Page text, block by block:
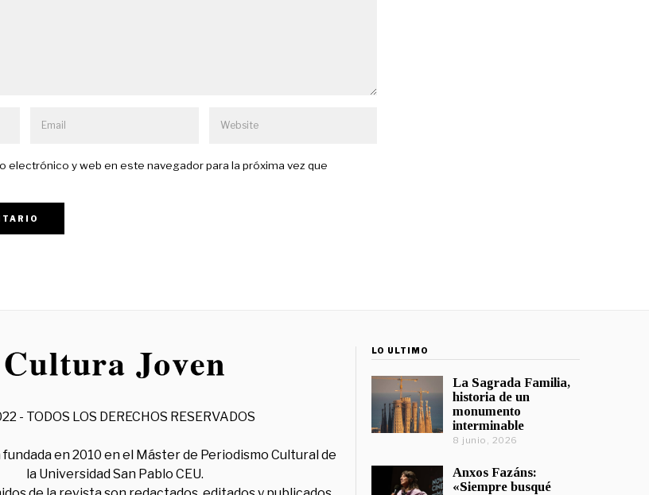
electrónico y web en este navegador para la próxima vez que
- TODOS LOS DERECHOS RESERVADOS
en 2010 en el Máster de Periodismo Cultural de
la Universidad San Pablo CEU.
LO ÚLTIMO
La Sagrada Familia,
historia de un
monumento
interminable
8 junio, 2026
Anxos Fazáns:
«Siempre busqué